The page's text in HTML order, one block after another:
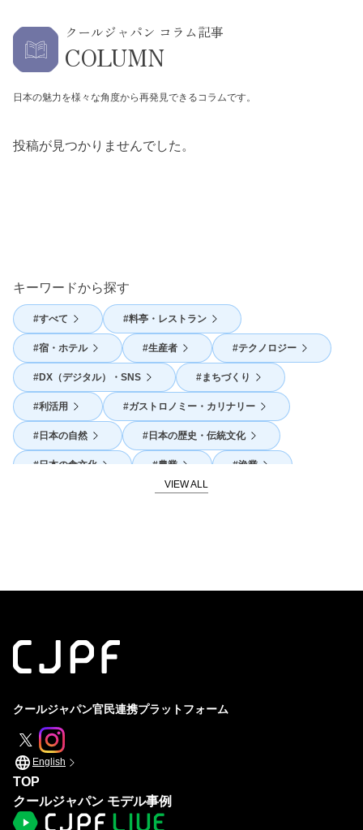
クールジャパン コラム記事
COLUMN
日本の魅力を様々な角度から再発見できるコラムです。
投稿が見つかりませんでした。
キーワードから探す
すべて 料亭・レストラン
宿・ホテル 生産者 テクノロジー
DX（デジタル）・SNS まちづくり
利活用 ガストロノミー・カリナリー
日本の自然 日本の歴史・伝統文化
日本の食文化 農業 漁業
地産地消
クールジャパン官民連携プラットフォーム
English
TOP
クールジャパン モデル事例